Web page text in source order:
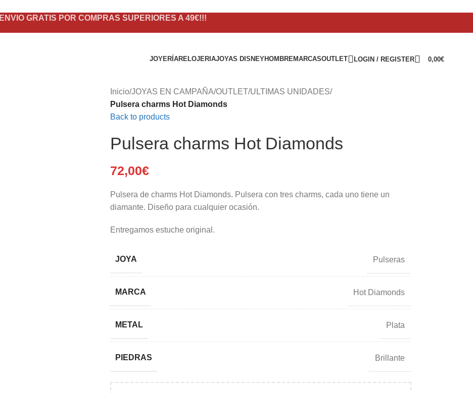
ENVIO GRATIS POR COMPRAS SUPERIORES A 49€!!!
JOYERÍARELOJERIAJOYAS DISNEYHOMBREMARCASOUTLET LOGIN / REGISTER 0,00€
Inicio/JOYAS EN CAMPAÑA/OUTLET/ULTIMAS UNIDADES/
Pulsera charms Hot Diamonds
Back to products
Pulsera charms Hot Diamonds
72,00€
Pulsera de charms Hot Diamonds. Pulsera con tres charms, cada uno tiene un
diamante. Diseño para cualquier ocasión.
Entregamos estuche original.
JOYA Pulseras
MARCA Hot Diamonds
METAL Plata
PIEDRAS Brillante